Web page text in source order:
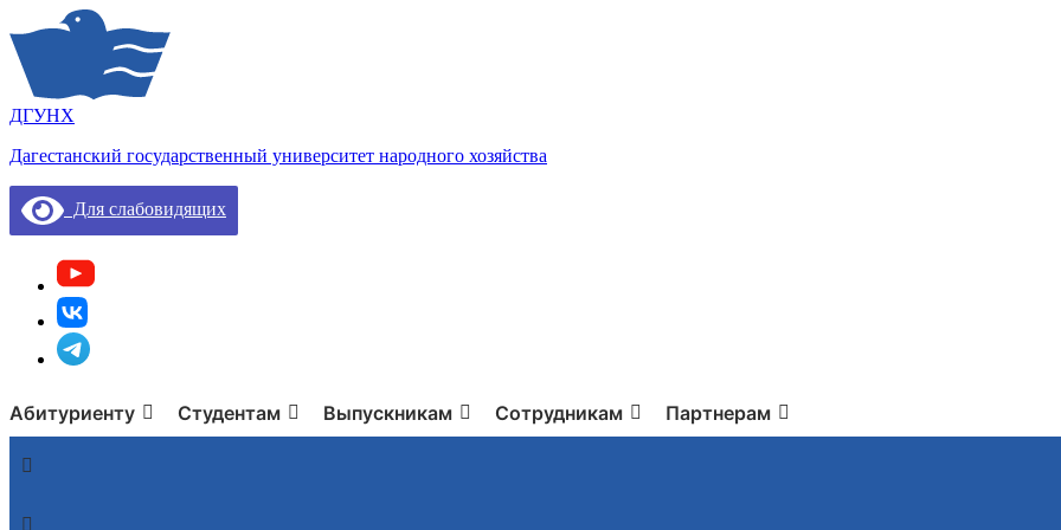
ДГУНХ
Дагестанский государственный университет народного хозяйства
Для слабовидящих
Абитуриенту Студентам Выпускникам Сотрудникам Партнерам